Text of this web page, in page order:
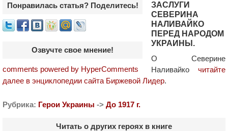
Понравилась статья? Поделитесь!
Озвучте свое мнение!
comments powered by HyperComments
ЗАСЛУГИ
СЕВЕРИНА
НАЛИВАЙКО
ПЕРЕД НАРОДОМ
УКРАИНЫ.
О Северине
Наливайко читайте
далее в энциклопедии сайта Биржевой Лидер.
Рубрика: Герои Украины -> До 1917 г.
Читать о других героях в книге